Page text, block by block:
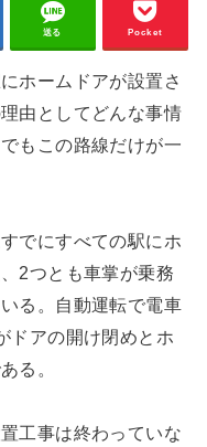
送る Pocket
ホームドアが設置さ
由としてどんな事情
もこの路線だけが一
でにすべての駅にホ
2つとも車掌が乗務
る。自動運転で電車
ドアの開け閉めとホ
る。
工事は終わっていな